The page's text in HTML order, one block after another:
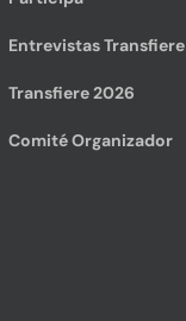
Entrevistas Transfiere
Transfiere 2026
Comité Organizador